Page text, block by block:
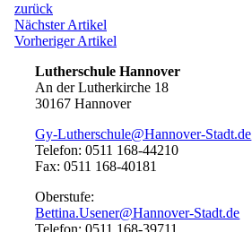
zurück
Beitragsnavigation
Nächster Artikel
Artikel:
Vorheriger Artikel
Lutherschule Hannover
An der Lutherkirche 18
30167 Hannover
Gy-Lutherschule@Hannover-Stadt.de
Telefon: 0511 168-44210
Fax: 0511 168-40181
Oberstufe:
Bettina.Usener@Hannover-Stadt.de